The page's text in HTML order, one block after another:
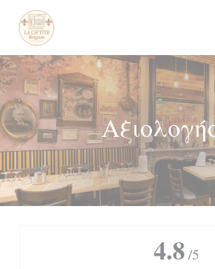
Πίνακας διαχείρισης "Μπισκότων"
4.8 /5